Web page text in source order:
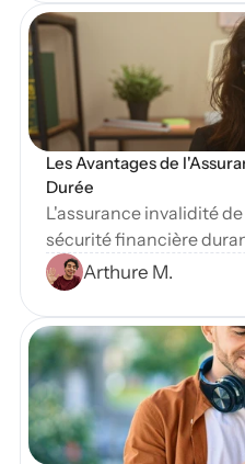
Blog
Les Avantages de
Durée
L'assurance invalidité
sécurité financière
Apprenez-en plus sur
essentiels.
Arthure M.
Blog